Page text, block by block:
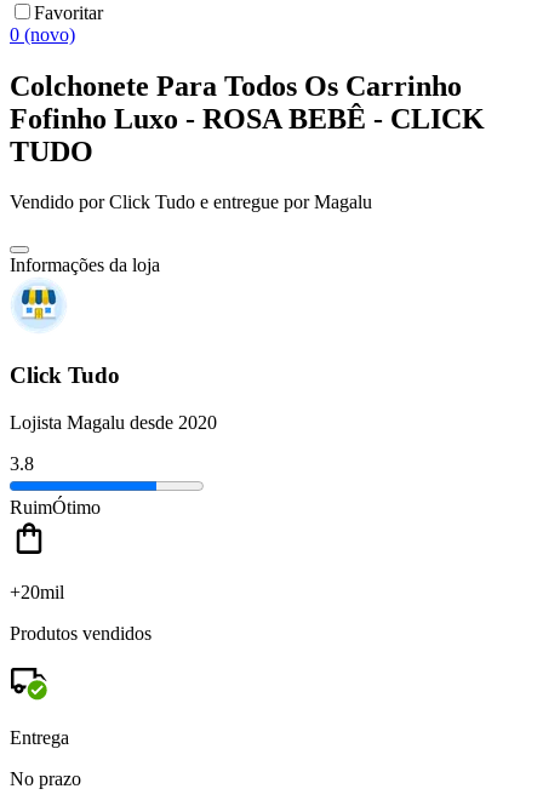
Favoritar
0 (novo)
Colchonete Para Todos Os Carrinho
Fofinho Luxo - ROSA BEBÊ - CLICK
TUDO
Vendido porClick Tudo e entregue por Magalu
Informações da loja
Click Tudo
Lojista Magalu desde 2020
3.8
RuimÓtimo
+20mil
Produtos vendidos
Entrega
No prazo